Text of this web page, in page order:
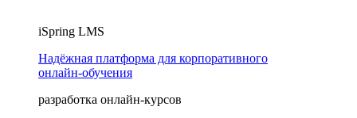
iSpring LMS
Надёжная платформа для корпоративного
онлайн‑обучения
разработка онлайн-курсов